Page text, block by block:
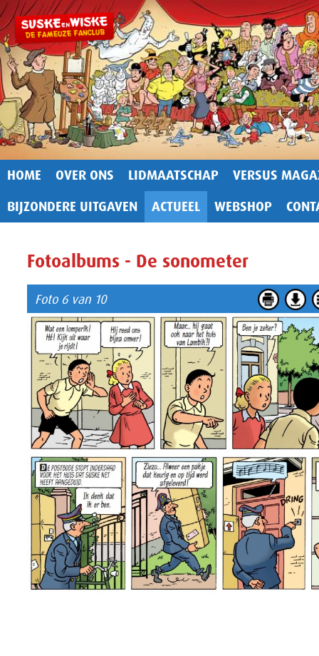
HOME OVER ONS LIDMAATSCHAP
VERSUS
BIJZONDERE UITGAVEN
ACTUEEL WEBSHOP
Fotoalbums - De sonometer
Foto 6 van 10